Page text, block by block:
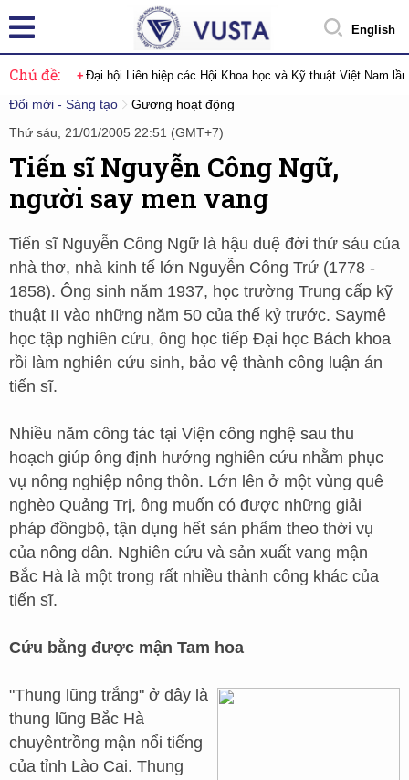
English
Chủ đề: Đại hội Liên hiệp các Hội Khoa học và Kỹ thuật Việt Nam
Đổi mới - Sáng tạo
Gương hoạt động
Thứ sáu, 21/01/2005 22:51 (GMT+7)
Tiến sĩ Nguyễn Công Ngữ,
người say men vang
Tiến sĩ Nguyễn Công Ngữ là hậu duệ đời thứ sáu của
nhà thơ, nhà kinh tế lớn Nguyễn Công Trứ (1778 -
1858). Ông sinh năm 1937, học trường Trung cấp kỹ
thuật II vào những năm 50 của thế kỷ trước. Saymê
học tập nghiên cứu, ông học tiếp Đại học Bách khoa
rồi làm nghiên cứu sinh, bảo vệ thành công luận án
tiến sĩ.
Nhiều năm công tác tại Viện công nghệ sau thu
hoạch giúp ông định hướng nghiên cứu nhằm phục
vụ nông nghiệp nông thôn. Lớn lên ở một vùng quê
nghèo Quảng Trị, ông muốn có được những giải
pháp đồngbộ, tận dụng hết sản phẩm theo thời vụ
của nông dân. Nghiên cứu và sản xuất vang mận
Bắc Hà là một trong rất nhiều thành công khác của
tiến sĩ.
Cứu bằng được mận Tam hoa
"Thung lũng trắng" ở đây là
thung lũng Bắc Hà
chuyêntrồng mận nổi tiếng
của tỉnh Lào Cai. Thung